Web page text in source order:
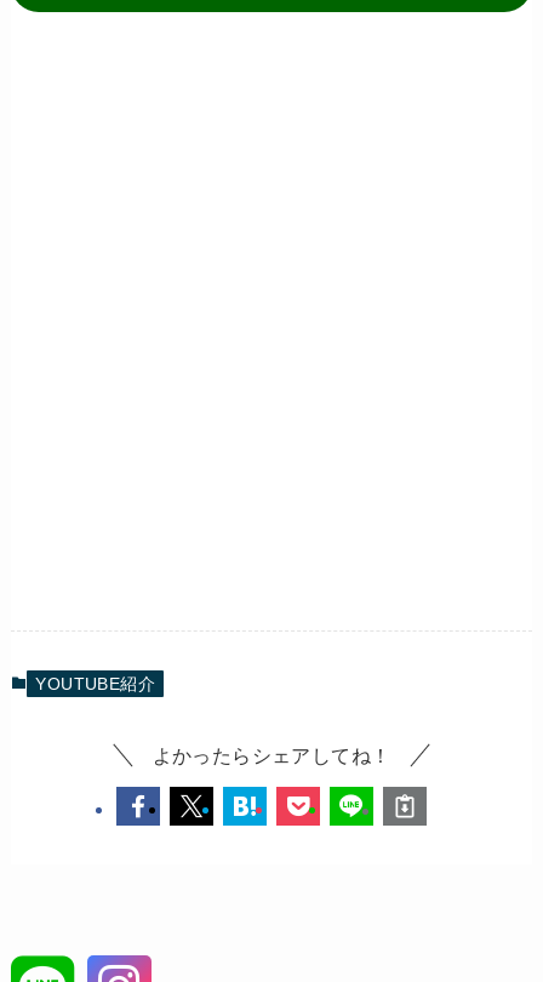
YOUTUBE紹介
よかったらシェアしてね！